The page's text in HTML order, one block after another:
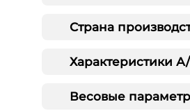
Страна
Характеристики
Весовые